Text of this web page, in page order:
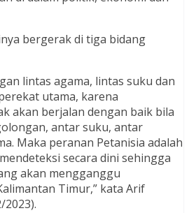
bergerak di tiga bidang
lintas agama, lintas suku dan
utama, karena
akan berjalan dengan baik bila
antar suku, antar
Maka peranan Petanisia adalah
secara dini sehingga
akan mengganggu
Timur,” kata Arif